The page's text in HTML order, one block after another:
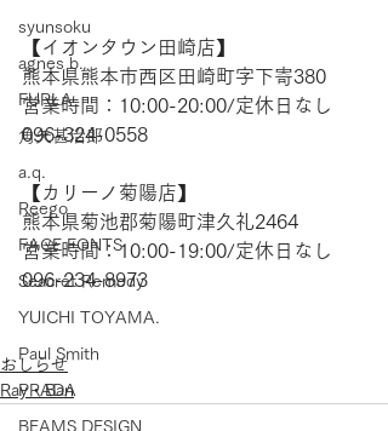
syunsoku
agnes b.
FURLA
角矢甚治郎
a.q.
Reego
FACE FONTS
Seacret Remedy
YUICHI TOYAMA.
Paul Smith
PRADA
BEAMS DESIGN
【​イオンタウン田崎店】
熊本県熊本市西区田崎町字下寄380
営業時間：10:00-20:00/定休日なし
096-324-0558
【​カリーノ菊陽店】
熊本県菊池郡菊陽町津久礼2464
営業時間：10:00-19:00/定休日なし
096-234-8973
おしらせ
Ray・Ban